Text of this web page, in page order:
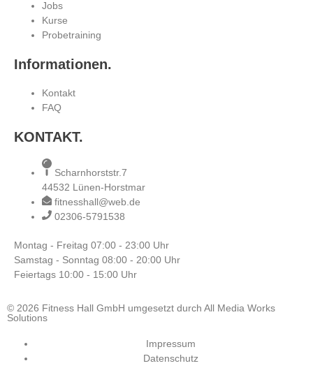
Jobs
Kurse
Probetraining
Informationen.
Kontakt
FAQ
KONTAKT.
Scharnhorststr.7
44532 Lünen-Horstmar
fitnesshall@web.de
02306-5791538
Montag - Freitag 07:00 - 23:00 Uhr
Samstag - Sonntag 08:00 - 20:00 Uhr
Feiertags 10:00 - 15:00 Uhr
© 2026 Fitness Hall GmbH umgesetzt durch All Media Works
Solutions
Impressum
Datenschutz